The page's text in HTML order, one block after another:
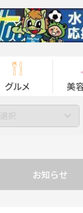
グルメ 美
択
お知らせ